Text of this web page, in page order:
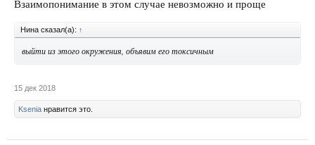
Взаимопонимание в этом случае невозможно и проще
Нина сказал(а): ↑
выйти из этого окружения, объявим его токсичным
15 дек 2018
Ksenia нравится это.